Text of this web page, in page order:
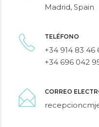
Madrid, Spain
TELÉFONO
+34 914 83 46
+34 696 042
CORREO